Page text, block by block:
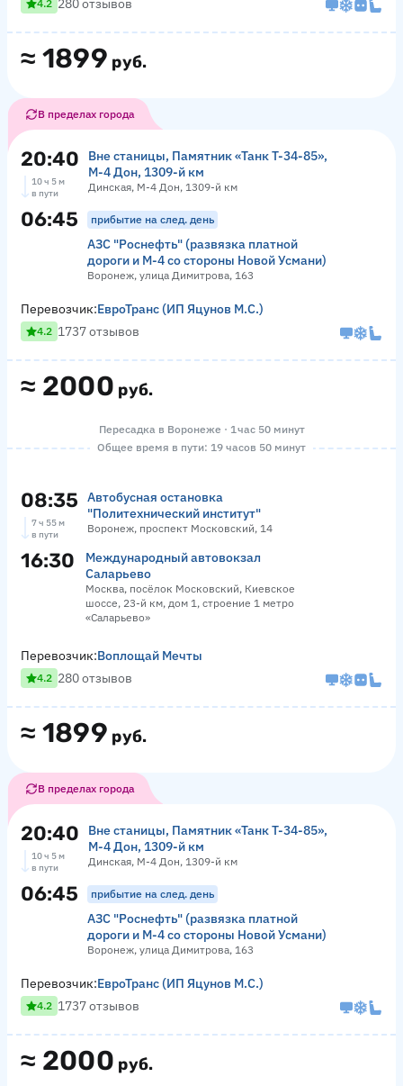
≈ 1899 руб.
4.2 280 отзывов
В пределах города
20:40
Вне станицы, Памятник «‎Танк Т-34-85»,
М-4 Дон, 1309-й км
Динская, М-4 Дон, 1309-й км
10 ч 5 м
в пути
06:45 прибытие на след. день
АЗС "Роснефть" (развязка платной
дороги и М-4 со стороны Новой Усмани)
Воронеж, улица Димитрова, 163
≈ 2000 руб.
Перевозчик:ЕвроТранс (ИП Яцунов М.С.)
4.2 1737 отзывов
Пересадка в Воронеже · 1 час 50 минут
Общее время в пути: 19 часов 50 минут
08:35
Автобусная остановка
"Политехнический институт"
Воронеж, проспект Московский, 14
7 ч 55 м
в пути
16:30
Международный автовокзал
Саларьево
Москва, посёлок Московский, Киевское
шоссе, 23-й км, дом 1, строение 1 метро
«Саларьево»
≈ 1899 руб.
Перевозчик:Воплощай Мечты
4.2 280 отзывов
В пределах города
20:40
Вне станицы, Памятник «‎Танк Т-34-85»,
М-4 Дон, 1309-й км
Динская, М-4 Дон, 1309-й км
10 ч 5 м
в пути
06:45 прибытие на след. день
АЗС "Роснефть" (развязка платной
дороги и М-4 со стороны Новой Усмани)
Воронеж, улица Димитрова, 163
≈ 2000 руб.
Перевозчик:ЕвроТранс (ИП Яцунов М.С.)
4.2 1737 отзывов